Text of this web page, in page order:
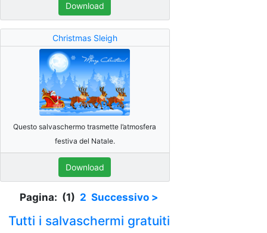
Download
Christmas Sleigh
Questo salvaschermo trasmette l’atmosfera
festiva del Natale.
Download
Pagina: (1) 2 Successivo >
Tutti i salvaschermi gratuiti